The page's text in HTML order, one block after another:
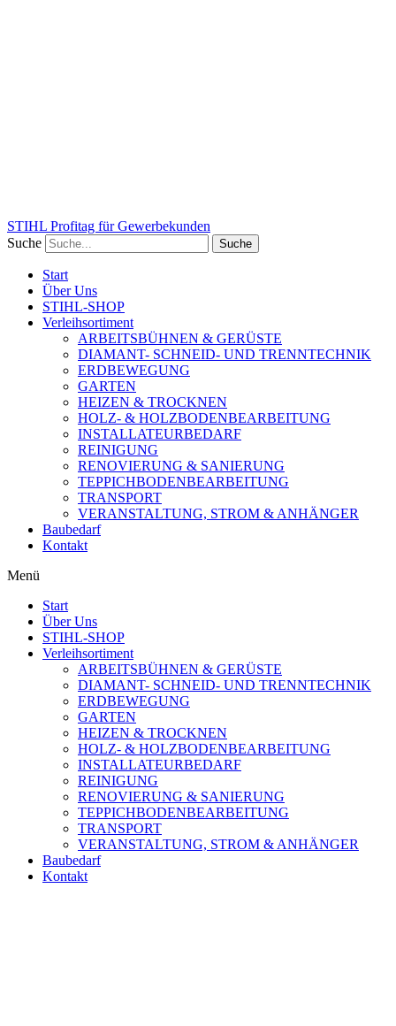
STIHL Profitag für Gewerbekunden
Suche
Suche
Start
Über Uns
STIHL-SHOP
Verleihsortiment
ARBEITSBÜHNEN & GERÜSTE
DIAMANT- SCHNEID- UND TRENNTECHNIK
ERDBEWEGUNG
GARTEN
HEIZEN & TROCKNEN
HOLZ- & HOLZBODENBEARBEITUNG
INSTALLATEURBEDARF
REINIGUNG
RENOVIERUNG & SANIERUNG
TEPPICHBODENBEARBEITUNG
TRANSPORT
VERANSTALTUNG, STROM & ANHÄNGER
Baubedarf
Kontakt
Menü
Start
Über Uns
STIHL-SHOP
Verleihsortiment
ARBEITSBÜHNEN & GERÜSTE
DIAMANT- SCHNEID- UND TRENNTECHNIK
ERDBEWEGUNG
GARTEN
HEIZEN & TROCKNEN
HOLZ- & HOLZBODENBEARBEITUNG
INSTALLATEURBEDARF
REINIGUNG
RENOVIERUNG & SANIERUNG
TEPPICHBODENBEARBEITUNG
TRANSPORT
VERANSTALTUNG, STROM & ANHÄNGER
Baubedarf
Kontakt